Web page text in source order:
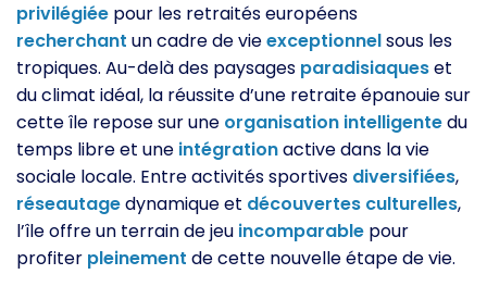
privilégiée pour les retraités européens
recherchant un cadre de vieexceptionnelsous les
tropiques. Au-delà des paysages paradisiaqueset
du climat idéal, la réussite d’une retraite épanouie sur
cette île repose sur une organisation intelligentedu
temps libre et une intégrationactive dans la vie
sociale locale. Entre activités sportives diversifiées,
réseautagedynamique et découvertes culturelles,
l’île offre un terrain de jeu incomparable pour
profiter pleinement de cette nouvelle étape de vie.